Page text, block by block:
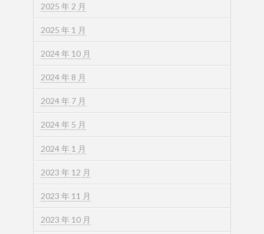
2025 年 2 月
2025 年 1 月
2024 年 10 月
2024 年 8 月
2024 年 7 月
2024 年 5 月
2024 年 1 月
2023 年 12 月
2023 年 11 月
2023 年 10 月